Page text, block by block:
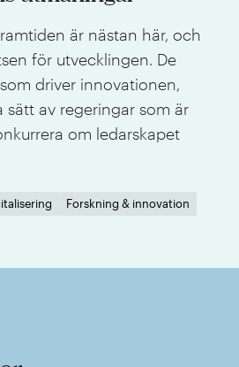
är nästan här, och
för utvecklingen. De
driver innovationen,
sätt av regeringar som är
om ledarskapet
Forskning & innovation